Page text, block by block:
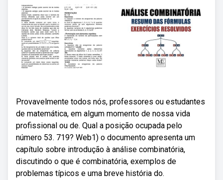
Provavelmente todos nós, professores ou estudantes
de matemática, em algum momento de nossa vida
profissional ou de. Qual a posição ocupada pelo
número 53. 719? Web1) o documento apresenta um
capítulo sobre introdução à análise combinatória,
discutindo o que é combinatória, exemplos de
problemas típicos e uma breve história do.